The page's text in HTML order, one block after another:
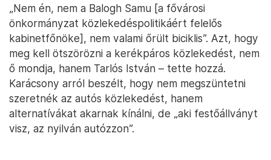
„Nem én, nem a Balogh Samu [a fővárosi
önkormányzat közlekedéspolitikáért felelős
kabinetfőnöke], nem valami őrült biciklis”. Azt, hogy
meg kell ötszörözni a kerékpáros közlekedést, nem
ő mondja, hanem Tarlós István – tette hozzá.
Karácsony arról beszélt, hogy nem megszüntetni
szeretnék az autós közlekedést, hanem
alternatívákat akarnak kínálni, de „aki festőállványt
visz, az nyilván autózzon”.